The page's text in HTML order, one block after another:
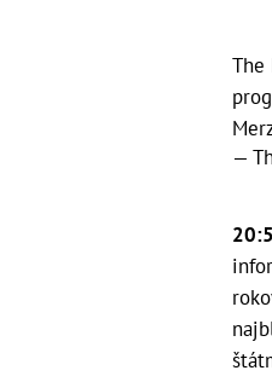
The
—